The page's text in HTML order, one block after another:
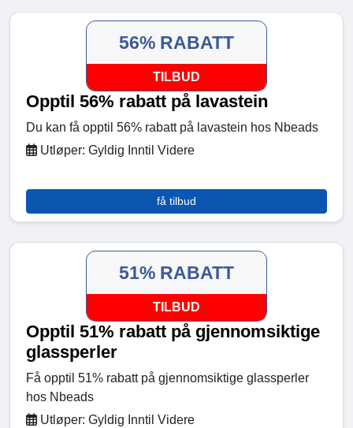
56% RABATT
TILBUD
Opptil 56% rabatt på lavastein
Du kan få opptil 56% rabatt på lavastein hos Nbeads
Utløper: Gyldig Inntil Videre
få tilbud
51% RABATT
TILBUD
Opptil 51% rabatt på gjennomsiktige
glassperler
Få opptil 51% rabatt på gjennomsiktige glassperler
hos Nbeads
Utløper: Gyldig Inntil Videre